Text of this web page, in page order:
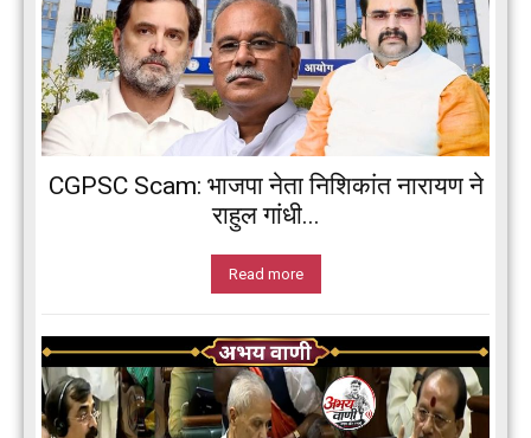
CGPSC Scam: भाजपा नेता निशिकांत नारायण ने
राहुल गांधी...
Read more